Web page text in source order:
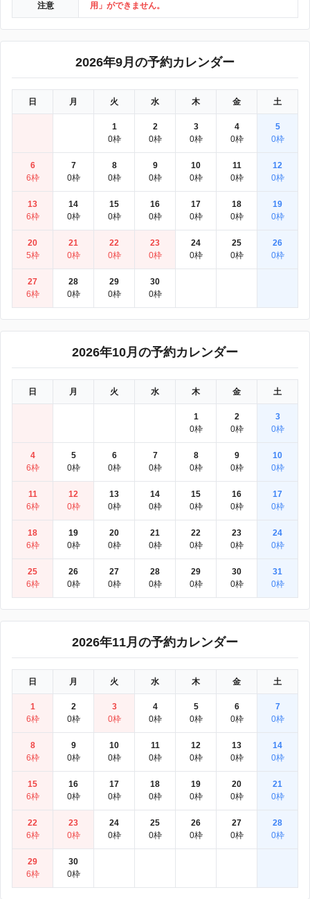
注意
用」ができません。
2026年9月の予約カレンダー
日 月 火 水 木 金 土
1
0枠
2
0枠
3
0枠
4
0枠
5
0枠
6
6枠
7
0枠
8
0枠
9
0枠
10
0枠
11
0枠
12
0枠
13
6枠
14
0枠
15
0枠
16
0枠
17
0枠
18
0枠
19
0枠
20
5枠
21
0枠
22
0枠
23
0枠
24
0枠
25
0枠
26
0枠
27
6枠
28
0枠
29
0枠
30
0枠
2026年10月の予約カレンダー
日 月 火 水 木 金 土
1
0枠
2
0枠
3
0枠
4
6枠
5
0枠
6
0枠
7
0枠
8
0枠
9
0枠
10
0枠
11
6枠
12
0枠
13
0枠
14
0枠
15
0枠
16
0枠
17
0枠
18
6枠
19
0枠
20
0枠
21
0枠
22
0枠
23
0枠
24
0枠
25
6枠
26
0枠
27
0枠
28
0枠
29
0枠
30
0枠
31
0枠
2026年11月の予約カレンダー
日 月 火 水 木 金 土
1
6枠
2
0枠
3
0枠
4
0枠
5
0枠
6
0枠
7
0枠
8
6枠
9
0枠
10
0枠
11
0枠
12
0枠
13
0枠
14
0枠
15
6枠
16
0枠
17
0枠
18
0枠
19
0枠
20
0枠
21
0枠
22
6枠
23
0枠
24
0枠
25
0枠
26
0枠
27
0枠
28
0枠
29
6枠
30
0枠